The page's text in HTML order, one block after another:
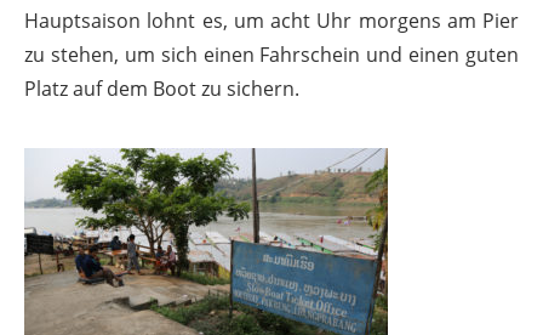
Hauptsaison lohnt es, um acht Uhr morgens am Pier
zu stehen, um sich einen Fahrschein und einen guten
Platz auf dem Boot zu sichern.